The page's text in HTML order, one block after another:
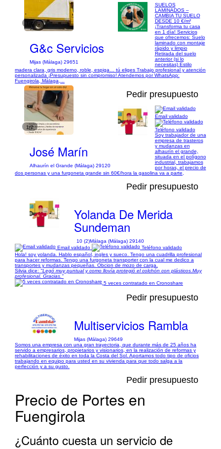
1/1
G&c Servicios
Mijas (Málaga) 29651
SUELOS
LAMINADOS –
CAMBIA TU SUELO
DESDE 10 €/m²
¡Transforma tu casa
en 1 día! Servicios
que ofrecemos: Suelo
laminado con montaje
rápido y limpio
Retirada del suelo
anterior (si lo
necesitas) Estilo
madera clara, gris moderno, roble, espiga… tú eliges Trabajo profesional y atención
personalizada ¡Presupuesto sin compromiso! Atendemos por WhatsApp:
Fuengirola, Málaga,...
1/2
Pedir presupuesto
José Marín
Alhaurín el Grande (Málaga) 29120
Email validado
Teléfono validado
Soy trabajador de una
empresa de trasteros
y mudanzas en
alhaurín el grande,
situada en el polígono
industrial, trabajamos
por horas, el precio de
dos personas y una furgoneta grande sin 60€/hora la gasolina va a parte,
Pedir presupuesto
Yolanda De Merida
Sundeman
10 (2)Málaga (Málaga) 29140
Email validado
Teléfono validado
Hola! soy yolanda. Hablo español, ingles y sueco. Tengo una cuadrilla profesional
para hacer reformas. Tengo una furgoneta transporter con la cual me dedico a
transportes y mudanzas pequeñas. Obcion de mozo de carga.
Silvia dice: "Legó muy puntual y como llovía protegió el colchón con plásticos.Muy
profesional. Gracias."
5 veces contratado en Cronoshare
Pedir presupuesto
Multiservicios Rambla
Mijas (Málaga) 29649
Somos una empresa con una gran trayectoria, que durante más de 25 años ha
servido a empresarios, propietarios y visionarios, en la realización de reformas y
rehabilitaciones de éxito en toda la Costa del Sol. Aportamos todo tipo de oficios
trabajando en equipo para usted en su vivienda para que todo salga a la
perfección y a su gusto.
Pedir presupuesto
Precio de Portes en
Fuengirola
¿Cuánto cuesta un servicio de